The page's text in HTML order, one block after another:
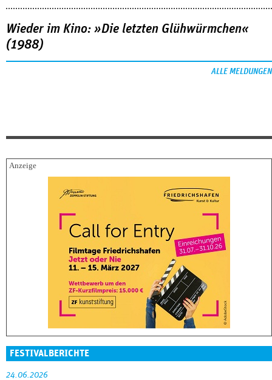
Wieder im Kino: »Die letzten Glühwürmchen«
(1988)
ALLE MELDUNGEN
FESTIVALBERICHTE
24.06.2026